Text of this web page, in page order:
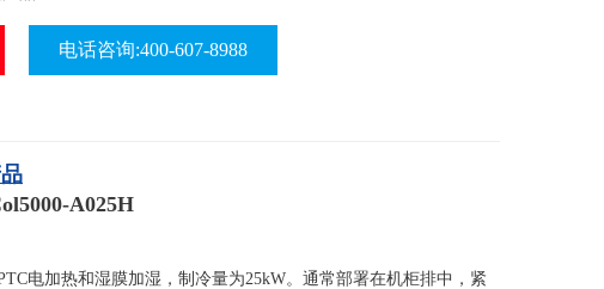
电话咨询:400-607-8988
A025H
电加热和湿膜加湿，制冷量为25kW。通常部署在机柜排中，紧